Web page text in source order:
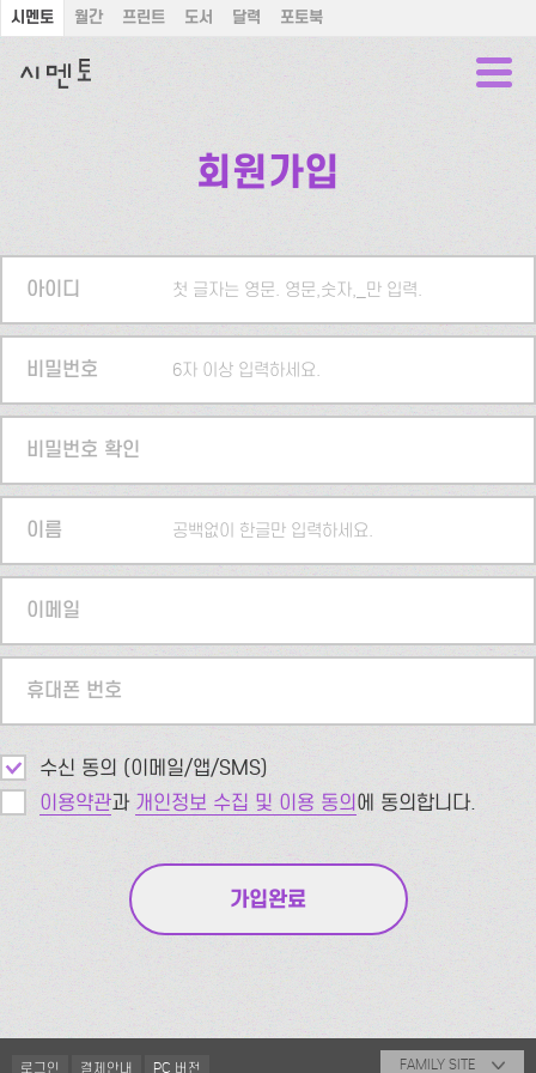
시멘토 월간 프린트 도서 달력 포토북
회원가입
아이디 첫 글자는 영문. 영문,숫자,_만 입력.
비밀번호 6자 이상 입력하세요.
비밀번호 확인
이름 공백없이 한글만 입력하세요.
이메일
휴대폰 번호
수신 동의 (이메일/앱/SMS)
이용약관과 개인정보 수집 및 이용 동의에 동의합니다.
로그인 결제안내 PC 버전 FAMILY SITE